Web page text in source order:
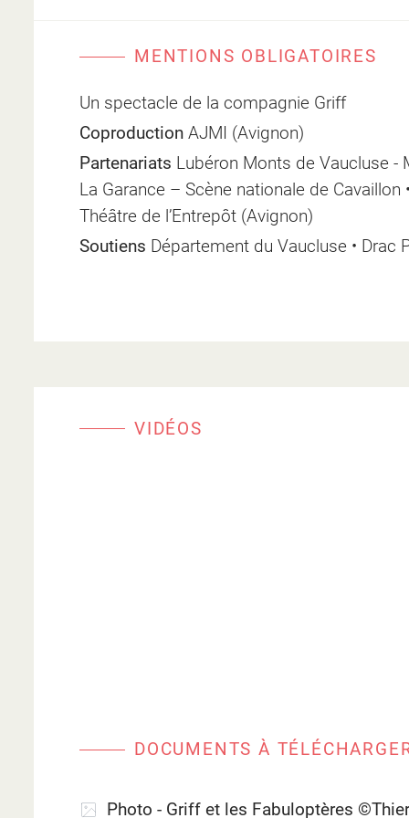
MENTIONS OBLIGATOIRES
Un spectacle de la compagnie Griff
Coproduction AJMI (Avignon)
Partenariats Lubéron Monts de Vaucluse -
La Garance – Scène nationale de
Théâtre de l’Entrepôt (Avignon)
Soutiens Département du Vaucluse • Drac
VIDÉOS
DOCUMENTS À
Photo - Griff et les Fabuloptères